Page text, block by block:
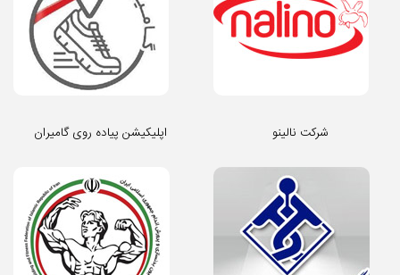
اپلیکیشن پیاده روی گامیران شرکت نالینو